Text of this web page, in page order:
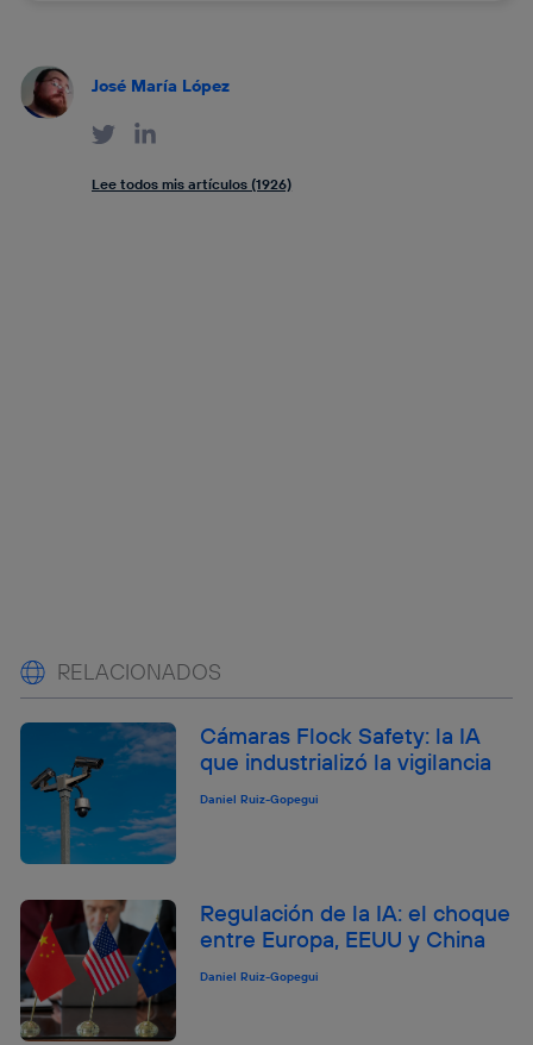
José María López
Lee todos mis artículos (1926)
RELACIONADOS
Cámaras Flock Safety: la IA
que industrializó la vigilancia
Daniel Ruiz-Gopegui
Regulación de la IA: el choque
entre Europa, EEUU y China
Daniel Ruiz-Gopegui